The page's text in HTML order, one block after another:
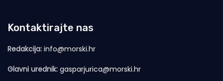
Kontaktirajte nas
Redakcija: info@morski.hr
Glavni urednik: gasparjurica@morski.hr